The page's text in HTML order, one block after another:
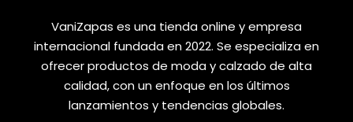
VaniZapas es una tienda online y empresa
internacional fundada en 2022. Se especializa en
ofrecer productos de moda y calzado de alta
calidad, con un enfoque en los últimos
lanzamientos y tendencias globales.